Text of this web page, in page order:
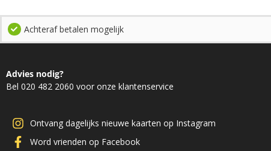
Achteraf betalen mogelijk
Advies nodig?
Bel 020 482 2060 voor onze klantenservice
Ontvang dagelijks nieuwe kaarten op Instagram
Word vrienden op Facebook